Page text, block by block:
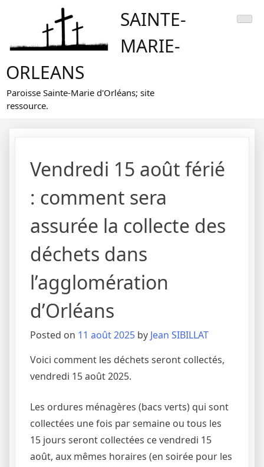
SAINTE-
MARIE-
ORLEANS
Paroisse Sainte-Marie d'Orléans; site
ressource.
Vendredi 15 août férié
: comment sera
assurée la collecte des
déchets dans
l’agglomération
d’Orléans
Posted on 11 août 2025 by Jean SIBILLAT
Voici comment les déchets seront collectés,
vendredi 15 août 2025.
Les ordures ménagères (bacs verts) qui sont
collectées une fois par semaine ou tous les
15 jours seront collectées ce vendredi 15
août, aux mêmes horaires (en soirée pour les